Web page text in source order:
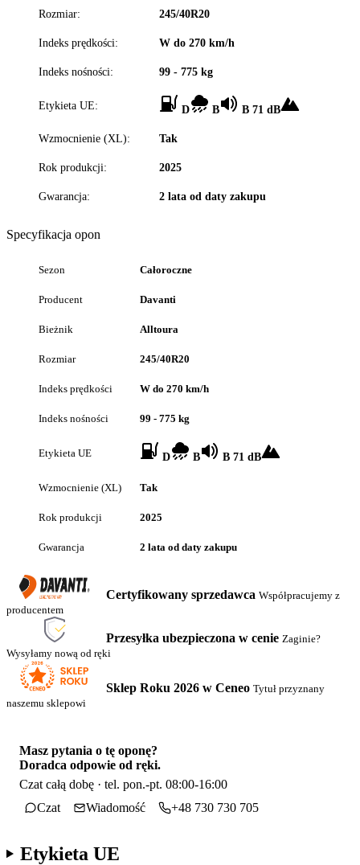
Rozmiar: 245/40R20
Indeks prędkości: W do 270 km/h
Indeks nośności: 99 - 775 kg
Etykieta UE: D B B 71 dB
Wzmocnienie (XL): Tak
Rok produkcji: 2025
Gwarancja: 2 lata od daty zakupu
Specyfikacja opon
Sezon Całoroczne
Producent Davanti
Bieżnik Alltoura
Rozmiar 245/40R20
Indeks prędkości W do 270 km/h
Indeks nośności 99 - 775 kg
Etykieta UE D B B 71 dB
Wzmocnienie (XL) Tak
Rok produkcji 2025
Gwarancja 2 lata od daty zakupu
Certyfikowany sprzedawca Współpracujemy z
producentem
Przesyłka ubezpieczona w cenie Zaginie?
Wysyłamy nową od ręki
Sklep Roku 2026 w Ceneo Tytuł przyznany
naszemu sklepowi
Masz pytania o tę oponę?
Doradca odpowie od ręki.
Czat całą dobę · tel. pon.-pt. 08:00-16:00
Czat
Wiadomość +48 730 730 705
Etykieta UE